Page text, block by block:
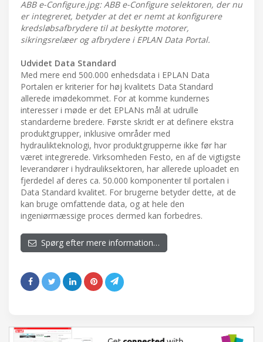
ABB e-Configure.jpg: ABB e-Configure selektoren, der nu
er integreret, betyder at det er nemt at konfigurere
kredsløbsafbrydere til at beskytte motorer,
sikringsrelæer og afbrydere i EPLAN Data Portal.
Udvidet Data Standard
Med mere end 500.000 enhedsdata i EPLAN Data
Portalen er kriterier for høj kvalitets Data Standard
allerede imødekommet. For at komme kundernes
interesser i møde er det EPLANs mål at udrulle
standarderne bredere. Første skridt er at definere ekstra
produktgrupper, inklusive områder med
hydraulikteknologi, hvor produktgrupperne ikke før har
været integrerede. Virksomheden Festo, en af de vigtigste
leverandører i hydrauliksektoren, har allerede uploadet en
fjerdedel af deres ca. 50.000 komponenter til portalen i
Data Standard kvalitet. For brugerne betyder dette, at de
kan bruge omfattende data, og at hele den
ingeniørmæssige proces dermed kan forbedres.
Spørg efter mere information…